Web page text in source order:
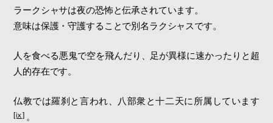
ラークシャサは夜の恐怖と伝承されています。
意味は保護・守護することで別名ラクシャスです。
人を食べる悪鬼で空を飛んだり、足が異様に速かったりと超
人的存在です。
仏教では羅刹と言われ、八部衆と十二天に所属しています
[ⅸ] 。